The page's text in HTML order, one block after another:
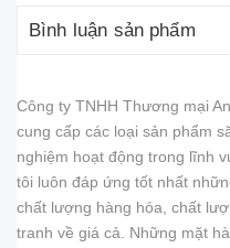
Bình luận sản phẩm
Công ty TNHH Thương mại
cung cấp các loại sản phẩm
nghiệm hoạt động trong lĩnh
tôi luôn đáp ứng tốt nhất
chất lượng hàng hóa, chất
tranh về giá cả. Những mặt